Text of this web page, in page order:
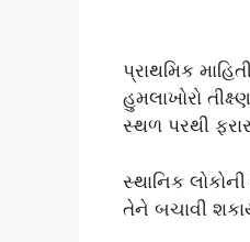
પ્રાથમિક
હુમલાખોરો
સ્થળ પરથી
સ્થાનિક
તેને બચાવી